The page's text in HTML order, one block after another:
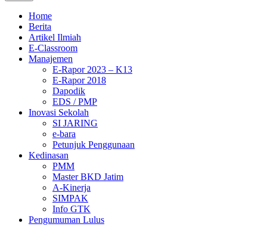
Home
Berita
Artikel Ilmiah
E-Classroom
Manajemen
E-Rapor 2023 – K13
E-Rapor 2018
Dapodik
EDS / PMP
Inovasi Sekolah
SI JARING
e-bara
Petunjuk Penggunaan
Kedinasan
PMM
Master BKD Jatim
A-Kinerja
SIMPAK
Info GTK
Pengumuman Lulus